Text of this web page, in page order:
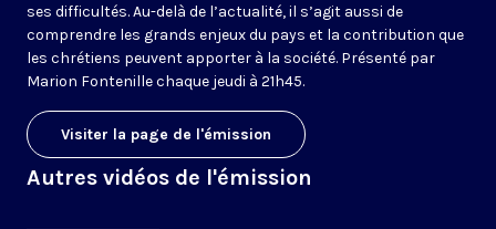
ses difficultés. Au-delà de l’actualité, il s’agit aussi de
comprendre les grands enjeux du pays et la contribution que
les chrétiens peuvent apporter à la société. Présenté par
Marion Fontenille chaque jeudi à 21h45.
Visiter la page de l'émission
Autres vidéos de l'émission